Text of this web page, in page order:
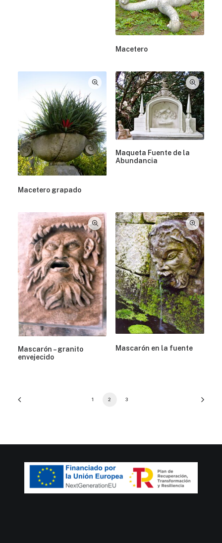
Macetero
Macetero grapado
Maqueta Fuente de la
Abundancia
Mascarón – granito
envejecido
Mascarón en la fuente
1 2 3